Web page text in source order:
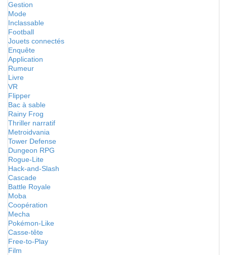
Gestion
Mode
Inclassable
Football
Jouets connectés
Enquête
Application
Rumeur
Livre
VR
Flipper
Bac à sable
Rainy Frog
Thriller narratif
Metroidvania
Tower Defense
Dungeon RPG
Rogue-Lite
Hack-and-Slash
Cascade
Battle Royale
Moba
Coopération
Mecha
Pokémon-Like
Casse-tête
Free-to-Play
Film